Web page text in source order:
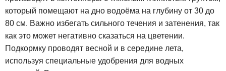
который помещают на дно водоёма на глубину от 30 до
80 см. Важно избегать сильного течения и затенения, так
как это может негативно сказаться на цветении.
Подкормку проводят весной и в середине лета,
используя специальные удобрения для водных